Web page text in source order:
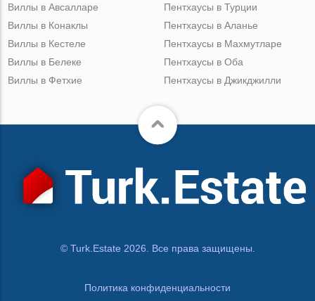
Виллы в Авсалларе
Виллы в Конаклы
Виллы в Кестеле
Виллы в Белеке
Виллы в Фетхие
Пентхаусы в Турции
Пентхаусы в Аланье
Пентхаусы в Махмутларе
Пентхаусы в Оба
Пентхаусы в Джикджилли
© Turk.Estate 2026. Все права защищены.
Политика конфиденциальности